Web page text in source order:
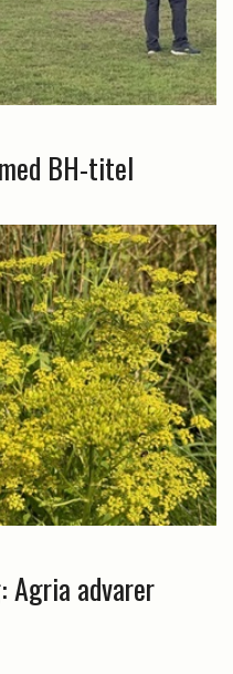
BH-titel
Agria advarer